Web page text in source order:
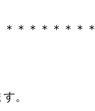
＊＊＊＊＊＊＊
。